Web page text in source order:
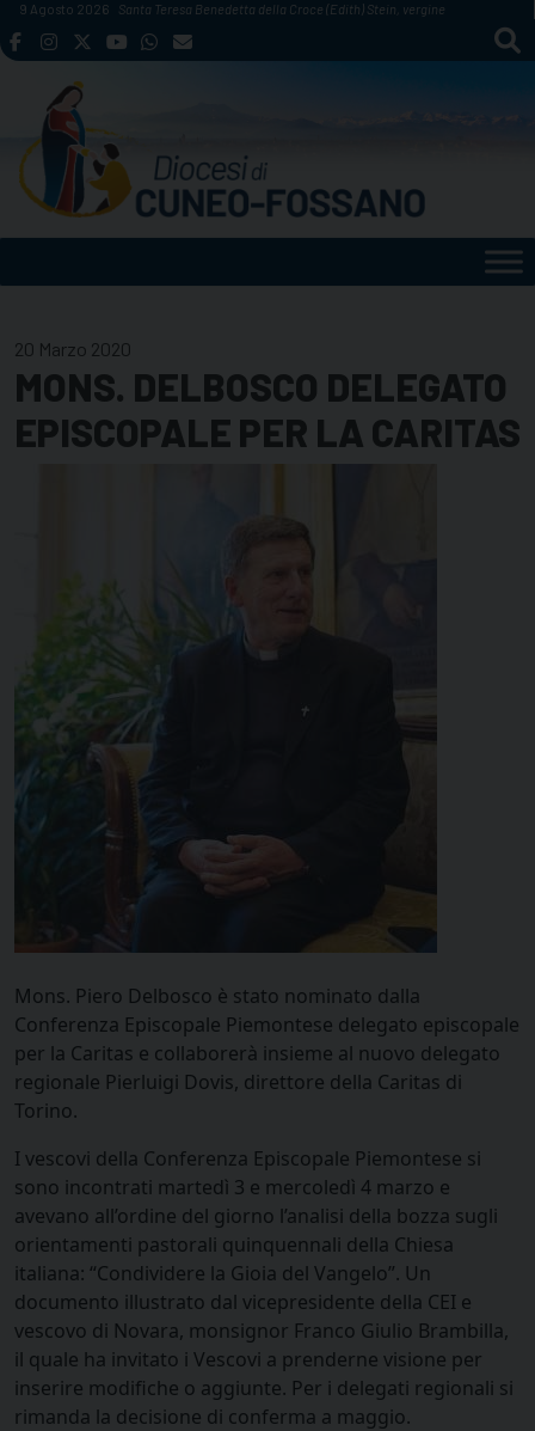
Skip
to
9 Agosto 2026 Santa Teresa Benedetta della Croce (Edith) Stein, vergine
20 Marzo 2020
MONS. DELBOSCO DELEGATO
EPISCOPALE PER LA CARITAS
Mons. Piero Delbosco è stato nominato dalla
Conferenza Episcopale Piemontese delegato episcopale
per la Caritas e collaborerà insieme al nuovo delegato
regionale Pierluigi Dovis, direttore della Caritas di
Torino.
I vescovi della Conferenza Episcopale Piemontese si
sono incontrati martedì 3 e mercoledì 4 marzo e
avevano all’ordine del giorno l’analisi della bozza sugli
orientamenti pastorali quinquennali della Chiesa
italiana: “Condividere la Gioia del Vangelo”. Un
documento illustrato dal vicepresidente della CEI e
vescovo di Novara, monsignor Franco Giulio Brambilla,
il quale ha invitato i Vescovi a prenderne visione per
inserire modifiche o aggiunte. Per i delegati regionali si
rimanda la decisione di conferma a maggio.